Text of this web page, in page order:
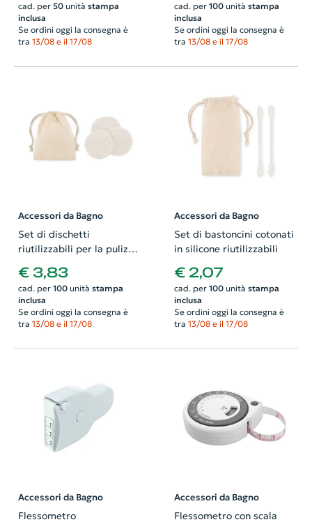
cad. per 50unità stampa
inclusa
Se ordini oggi la consegna è
tra 13/08 e il 17/08
cad. per 100unità stampa
inclusa
Se ordini oggi la consegna è
tra 13/08 e il 17/08
Accessori da Bagno
Set di dischetti
riutilizzabili per la pulizia
€ 3,83
cad. per 100unità stampa
inclusa
Se ordini oggi la consegna è
tra 13/08 e il 17/08
Accessori da Bagno
Set di bastoncini cotonati
in silicone riutilizzabili
€ 2,07
cad. per 100unità stampa
inclusa
Se ordini oggi la consegna è
tra 13/08 e il 17/08
Accessori da Bagno
Flessometro
Accessori da Bagno
Flessometro con scala